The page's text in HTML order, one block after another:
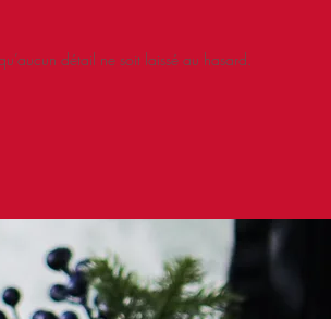
détail ne soit laissé au hasard.